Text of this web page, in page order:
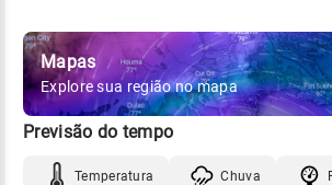
Mapas
Explore sua região no mapa
Previsão do tempo
Temperatura Chuva